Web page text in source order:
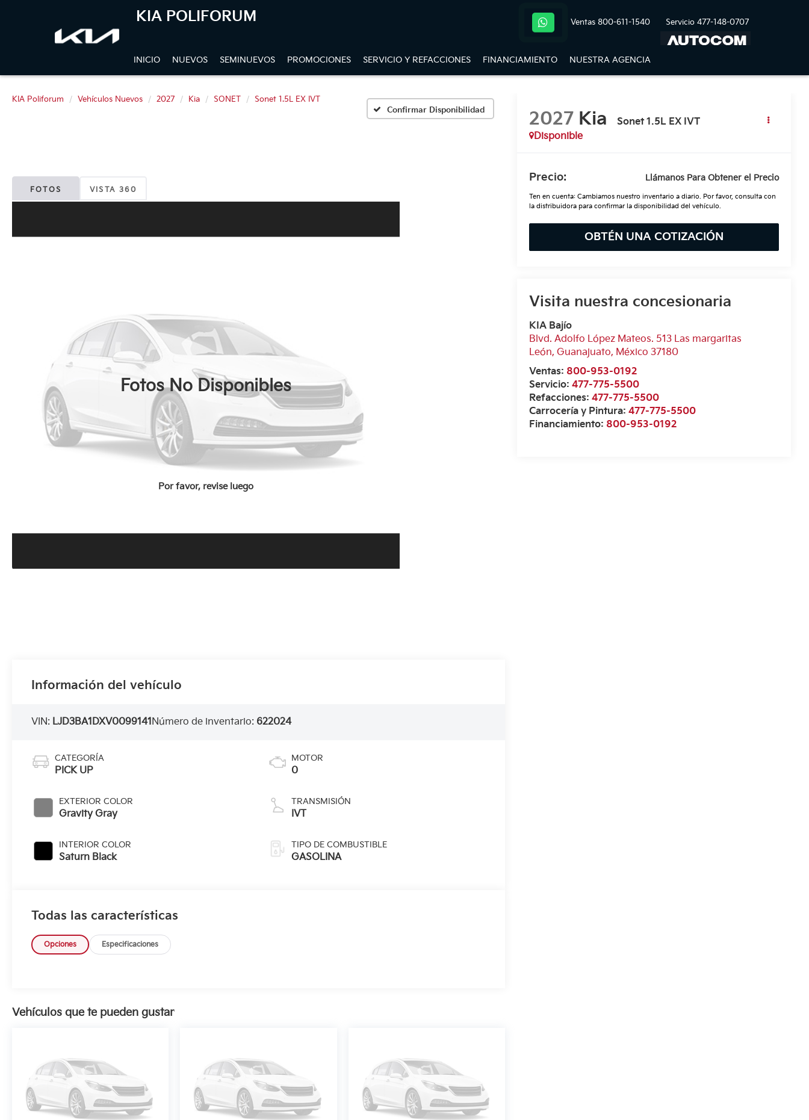
KIA POLIFORUM Ventas 800-611-1540 Servicio 477-148-0707
INICIO NUEVOS SEMINUEVOS PROMOCIONES SERVICIO Y REFACCIONES FINANCIAMIENTO NUESTRA AGENCIA
KIA Poliforum Vehículos Nuevos 2027 Kia SONET
Sonet 1.5L EX IVT
Confirmar Disponibilidad
FOTOS VISTA 360
Fotos No Disponibles
Por favor, revise luego
2027 Kia
Sonet 1.5L EX IVT
Disponible
Precio: Llámanos Para Obtener el Precio
Ten en cuenta: Cambiamos nuestro inventario a diario. Por favor, consulta con
la distribuidora para confirmar la disponibilidad del vehículo.
OBTÉN UNA COTIZACIÓN
Visita nuestra concesionaria
KIA Bajío
Blvd. Adolfo López Mateos. 513 Las margaritas
León,Guanajuato, México 37180
Ventas: 800-953-0192
Servicio:477-775-5500
Refacciones:477-775-5500
Carrocería y Pintura:477-775-5500
Financiamiento: 800-953-0192
Información del vehículo
VIN: LJD3BA1DXV0099141Número de inventario: 622024
CATEGORÍA
PICK UP
EXTERIOR COLOR
Gravity Gray
INTERIOR COLOR
Saturn Black
MOTOR
0
TRANSMISIÓN
IVT
TIPO DE COMBUSTIBLE
GASOLINA
Todas las características
Opciones Especificaciones
Vehículos que te pueden gustar